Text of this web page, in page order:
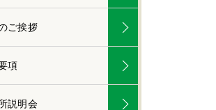
ご挨拶
項
説明会